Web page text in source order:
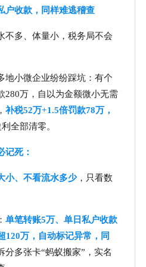
户收款，同样难逃稽查
不多、体量小，税务局不会
地小微企业纷纷踩坑：有个
280万，自以为金额微小无需
补税52万+1.5倍罚款78万，
全部清零。
记死：
小、不看流水多少，只看数
单笔转账5万、单日私户收款
120万，自动标记异常，同
分多张卡“蚂蚁搬家”，实名